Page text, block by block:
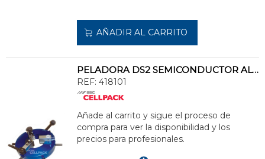
AÑADIR AL CARRITO
PELADORA DS2 SEMICONDUCTOR ALTA TENSIÓN 45kV
REF: 418101
Añade al carrito y sigue el proceso de
compra para ver la disponibilidad y los
precios para profesionales.